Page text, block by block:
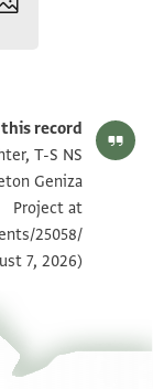
T-S NS 305.179 1v
תנאי היתר שימוש
record:
T-S NS
Geniza
Project at
25058/
7, 2026).